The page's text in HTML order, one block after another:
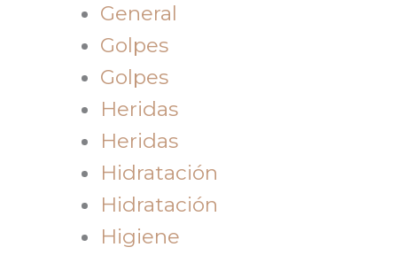
General
Golpes
Golpes
Heridas
Heridas
Hidratación
Hidratación
Higiene